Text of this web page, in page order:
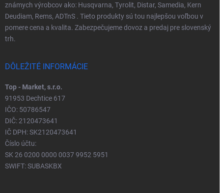
známych výrobcov ako: Husqvarna, Tyrolit, Distar, Samedia, Kern
Deudiam, Rems, ADTnS . Tieto produkty sú tou najlepšou voľbou v
pomere cena a kvalita. Zabezpečujeme dovoz a predaj pre slovenský
trh.
DÔLEŽITÉ INFORMÁCIE
Top - Market, s.r.o.
91953 Dechtice 617
IČO: 50786547
DIČ: 2120473641
IČ DPH: SK2120473641
Číslo účtu:
SK 26 0200 0000 0037 9952 5951
SWIFT: SUBASKBX